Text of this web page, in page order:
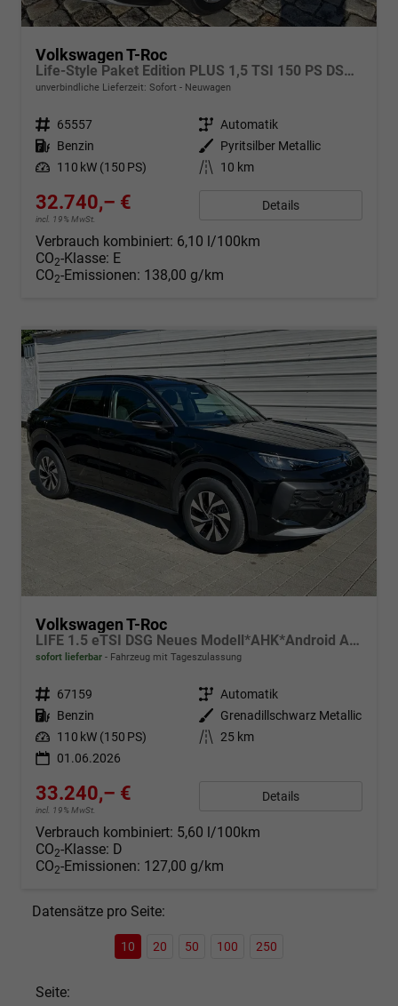
Volkswagen T-Roc
Life-Style Paket Edition PLUS 1,5 TSI 150 PS DSG-AHK-GARANTIE-LED-ACC-KESSY-WINTERPAKET-PDC&KAMERA-17 "ALU-SOFORT
unverbindliche Lieferzeit: Sofort Neuwagen
Fahrzeugnr. 65557 Getriebe Automatik
Kraftstoff Benzin Außenfarbe
Pyritsilber Metallic
Leistung 110 kW (150 PS) Kilometerstand 10 km
32.740,– €
incl. 19% MwSt.
Details
Verbrauch kombiniert: 6,10 l/100km
CO2-Klasse: E
CO2-Emissionen: 138,00 g/km
Volkswagen T-Roc
LIFE 1.5 eTSI DSG Neues Modell*AHK*Android Auto*SHZ*ACC*Kamera*5J Garantie*Klimaauto*
sofort lieferbar Fahrzeug mit Tageszulassung
Fahrzeugnr. 67159 Getriebe Automatik
Kraftstoff Benzin Außenfarbe
Grenadillschwarz Metallic
Leistung 110 kW (150 PS) Kilometerstand 25 km
01.06.2026
33.240,– €
incl. 19% MwSt.
Details
Verbrauch kombiniert: 5,60 l/100km
CO2-Klasse: D
CO2-Emissionen: 127,00 g/km
Datensätze pro Seite:
10 20 50 100 250
Seite: